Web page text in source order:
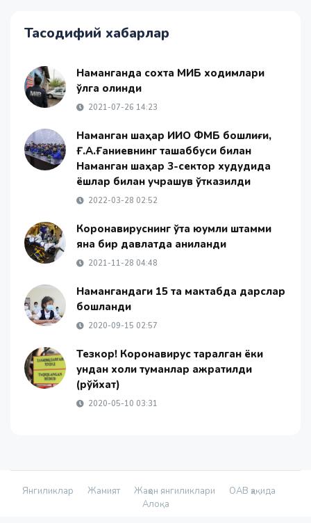
Тасодифий хабарлар
Наманганда сохта МИБ ходимлари
қўлга олинди
2021-07-26 14:23
Наманган шаҳар ИИО ФМБ бошлиғи,
Ғ.А.Ғаниевнинг ташаббуси билан
Наманган шаҳар 3-сектор худудида
ёшлар билан учрашув ўтказилди
2022-03-28 02:52
Коронавируснинг ўта юқумли штамми
яна бир давлатда аниқланди
2021-11-28 04:48
Намангандаги 15 та мактабда дарслар
бошланди
2020-09-15 02:57
Тезкор! Коронавирус тарқалган ёки
ундан холи туманлар ажратилди
(рўйхат)
2020-05-10 03:31
Янгиликлар Жамият Жаҳон янгиликлари
ОАВ ҳақида
Алоқа